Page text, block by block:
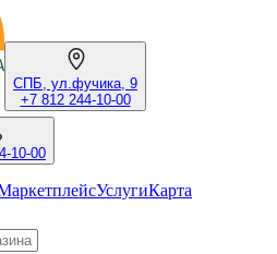
СПБ, ул.фучика, 9
+7 812 244-10-00
10-00
УслугиКарта